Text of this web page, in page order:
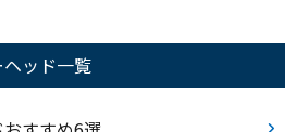
ヘッド一覧